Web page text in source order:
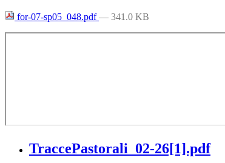
for-07-sp05_048.pdf— 341.0 KB
TraccePastorali_02-26[1].pdf